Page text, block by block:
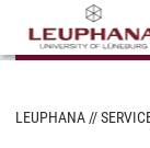
LEUPHANA